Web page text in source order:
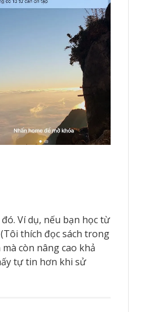
Ví dụ, nếu bạn học từ
thích đọc sách trong
còn nâng cao khả
tự tin hơn khi sử